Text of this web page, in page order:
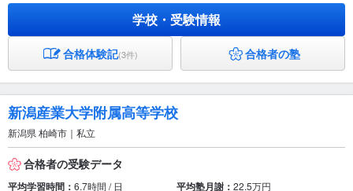
学校・受験情報
合格体験記(3件) 合格者の塾
新潟産業大学附属高等学校
新潟県 柏崎市｜私立
合格者の受験データ
平均学習時間： 6.7時間 / 日 平均塾月謝： 22.5万円